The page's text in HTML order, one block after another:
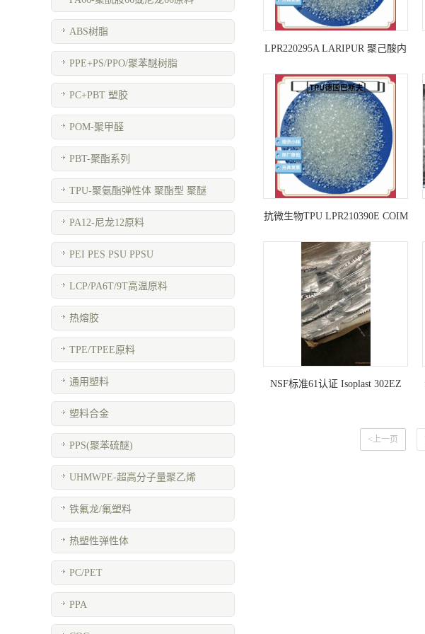
ABS树脂
PPE+PS/PPO/聚苯醚树脂
PC+PBT 塑胶
POM-聚甲醛
PBT-聚酯系列
TPU-聚氨酯弹性体 聚酯型 聚醚
PA12-尼龙12原料
PEI PES PSU PPSU
LCP/PA6T/9T高温原料
热熔胶
TPE/TPEE原料
通用塑料
塑料合金
PPS(聚苯硫醚)
UHMWPE-超高分子量聚乙烯
铁氟龙/氟塑料
热塑性弹性体
PC/PET
PPA
LPR220295A LARIPUR 聚己酸内
抗微生物TPU LPR210390E COIM
NSF标准61认证 Isoplast 302EZ
<上一页